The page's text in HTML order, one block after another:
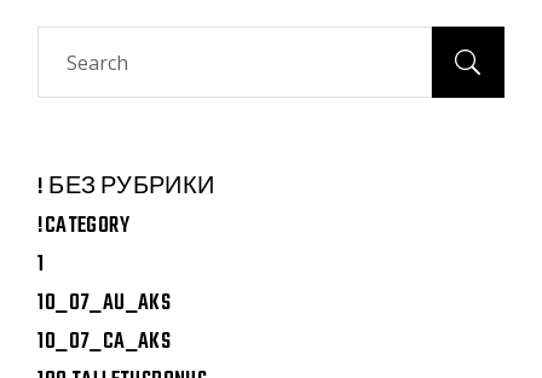
Search
! БЕЗ РУБРИКИ
!CATEGORY
1
10_07_AU_AKS
10_07_CA_AKS